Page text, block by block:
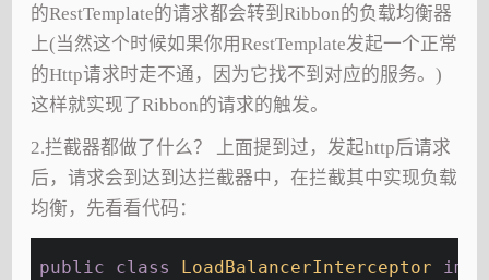
的RestTemplate的请求都会转到Ribbon的负载均衡器
上(当然这个时候如果你用RestTemplate发起一个正常
的Http请求时走不通，因为它找不到对应的服务。)
这样就实现了Ribbon的请求的触发。
2.拦截器都做了什么？ 上面提到过，发起http后请求
后，请求会到达到达拦截器中，在拦截其中实现负载
均衡，先看看代码：
public class LoadBalancerInterceptor